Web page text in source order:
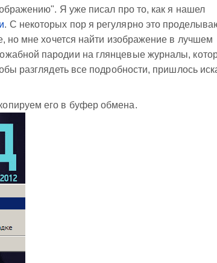
Я уже писал про то, как я нашел
. С некоторых пор я регулярно это
но мне хочется найти изображение в лучшем
пародии на глянцевые журналы,
разглядеть все подробности, пришлось
его в буфер обмена.